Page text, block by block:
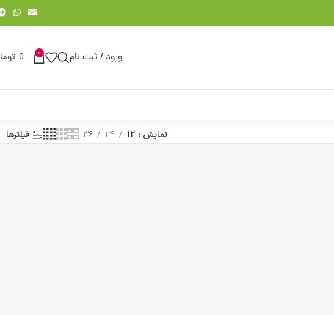
ورود / ثبت نام 0
0
نمایش 12
24
36 فیلترها